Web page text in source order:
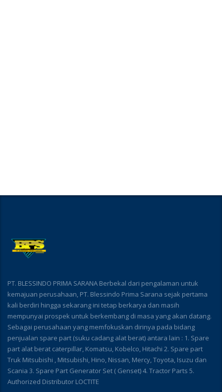
PT. BLESSINDO PRIMA SARANA Berbekal dari pengalaman untuk
kemajuan perusahaan, PT. Blessindo Prima Sarana sejak pertama
kali berdiri hingga sekarang ini tetap berkarya dan masih
mempunyai prospek untuk berkembang di masa yang akan datang.
Sebagai perusahaan yang memfokuskan dirinya pada bidang
penjualan spare part (suku cadang alat berat) antara lain : 1. Spare
part alat berat caterpillar, Komatsu, Kobelco, Hitachi 2. Spare part
Truk Mitsubishi , Mitsubishi, Hino, Nissan, Mercy, Toyota, Isuzu dan
Scania 3. Spare Part Generator Set ( Genset) 4. Tractor Parts 5.
Authorized Distributor LOCTITE